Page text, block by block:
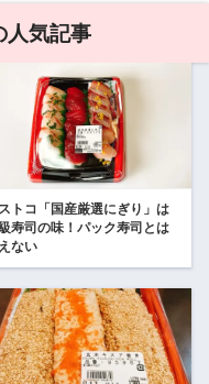
気記事
トコ「国産厳選にぎり」は
寿司の味！パック寿司とは
ない